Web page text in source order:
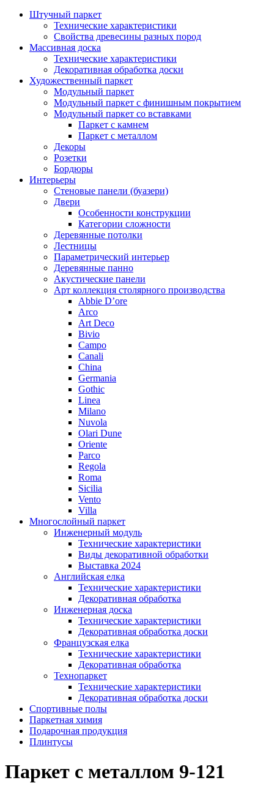
Штучный паркет
Технические характеристики
Свойства древесины разных пород
Массивная доска
Технические характеристики
Декоративная обработка доски
Художественный паркет
Модульный паркет
Модульный паркет с финишным покрытием
Модульный паркет со вставками
Паркет с камнем
Паркет с металлом
Декоры
Розетки
Бордюры
Интерьеры
Стеновые панели (буазери)
Двери
Особенности конструкции
Категории сложности
Деревянные потолки
Лестницы
Параметрический интерьер
Деревянные панно
Акустические панели
Арт коллекция столярного производства
Abbie D’ore
Arco
Art Deco
Bivio
Campo
Canali
China
Germania
Gothic
Linea
Milano
Nuvola
Olari Dune
Oriente
Parco
Regola
Roma
Sicilia
Vento
Villa
Многослойный паркет
Инженерный модуль
Технические характеристики
Виды декоративной обработки
Выставка 2024
Английская елка
Технические характеристики
Декоративная обработка
Инженерная доска
Технические характеристики
Декоративная обработка доски
Французская елка
Технические характеристики
Декоративная обработка
Технопаркет
Технические характеристики
Декоративная обработка доски
Спортивные полы
Паркетная химия
Подарочная продукция
Плинтусы
Паркет с металлом 9-121